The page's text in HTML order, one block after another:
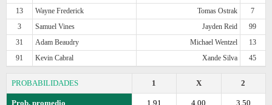
13
Wayne Frederick Tomas Ostrak
7
3
Samuel Vines Jayden Reid
99
31
Adam Beaudry Michael Wentzel
13
91
Kevin Cabral Xande Silva 45
PROBABILIDADES 2
X
1
Prob. promedio 3.50
4.00
1.91